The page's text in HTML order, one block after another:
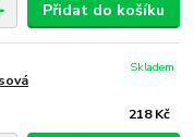
Přidat do košíku
218 Kč
Skladem